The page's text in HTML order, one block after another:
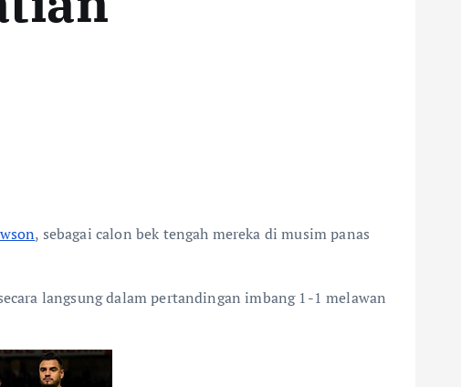
, sebagai calon bek tengah mereka di musim panas
langsung dalam pertandingan imbang 1-1 melawan